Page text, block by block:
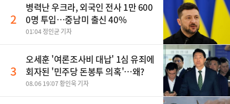
2
병력난 우크라, 외국인 전사 1만 600
0명 투입…중남미 출신 40%
01:04 정인균 기자
3
오세훈 '여론조사비 대납' 1심 유죄에
회자된 '민주당 돈봉투 의혹'…왜?
08.06 19:07 황인욱 기자